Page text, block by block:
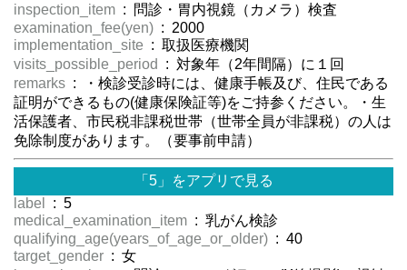
inspection_item : 問診・胃内視鏡（カメラ）検査
examination_fee(yen) : 2000
implementation_site : 取扱医療機関
visits_possible_period
: 対象年（2年間隔）に１回
remarks : ・検診受診時には、健康手帳及び、住民である
証明ができるもの(健康保険証等)をご持参ください。・生
活保護者、市民税非課税世帯（世帯全員が非課税）の人は
免除制度があります。（要事前申請）
「5」をアプリで見る
label
: 5
medical_examination_item : 乳がん検診
qualifying_age(years_of_age_or_older) : 40
target_gender : 女